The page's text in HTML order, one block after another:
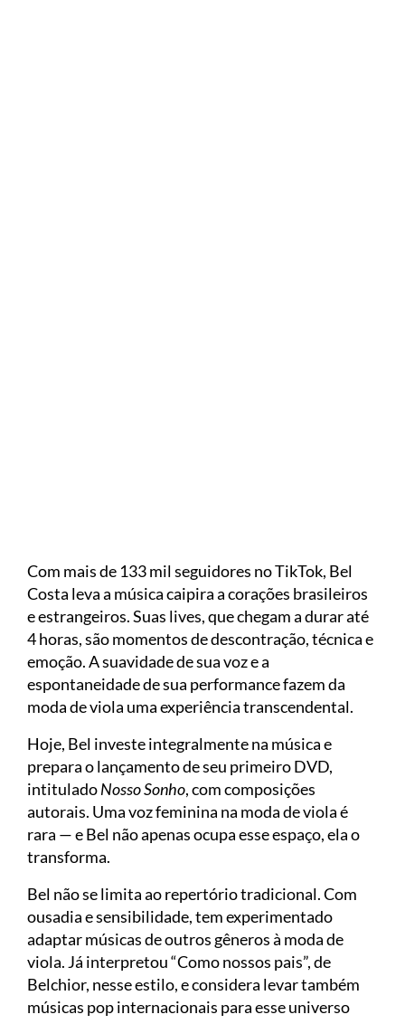
Com mais de 133 mil seguidores no TikTok, Bel
Costa leva a música caipira a corações brasileiros
e estrangeiros. Suas lives, que chegam a durar até
4 horas, são momentos de descontração, técnica e
emoção. A suavidade de sua voz e a
espontaneidade de sua performance fazem da
moda de viola uma experiência transcendental.
Hoje, Bel investe integralmente na música e
prepara o lançamento de seu primeiro DVD,
intituladoNosso Sonho, com composições
autorais. Uma voz feminina na moda de viola é
rara — e Bel não apenas ocupa esse espaço, ela o
transforma.
Bel não se limita ao repertório tradicional. Com
ousadia e sensibilidade, tem experimentado
adaptar músicas de outros gêneros à moda de
viola. Já interpretou “Como nossos pais”, de
Belchior, nesse estilo, e considera levar também
músicas pop internacionais para esse universo